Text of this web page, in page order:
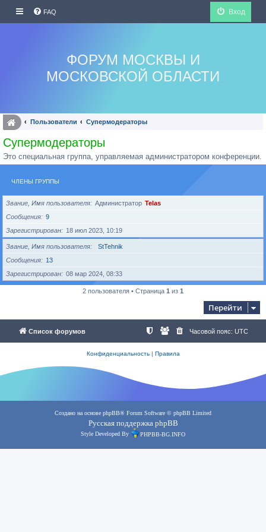
FAQ Вход
ФОРУМ МОСКВЫ И
МОСКОВСКОЙ ОБЛАСТИ
Пользователи Супермодераторы
Супермодераторы
Это специальная группа, управляемая администратором конференции.
ЧЛЕНЫ ГРУППЫ
Звание, Имя пользователя Администратор Telas
Сообщения
9
Зарегистрирован
18 июл 2023, 10:19
Звание, Имя пользователя
StTehnik
Сообщения
13
Зарегистрирован
08 мар 2024, 08:33
2 пользователя • Страница 1 из 1
Перейти
Список форумов Часовой пояс: UTC
Конфиденциальность| Правила
Создано на основе phpBB® Forum Software © phpBB Limited
Русская поддержка phpBB
Style Developed By PHPBB-BG.INFO